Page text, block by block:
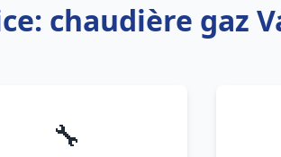
chaudière gaz
🔧